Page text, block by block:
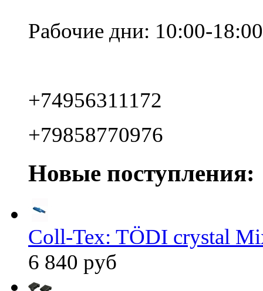
Рабочие дни: 10:00-18:00
+74956311172
+79858770976
Новые поступления:
Coll-Tex: TÖDI crystal
6 840 руб